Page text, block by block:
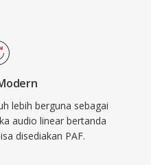
lebih berguna sebagai
audio linear bertanda
disediakan PAF.